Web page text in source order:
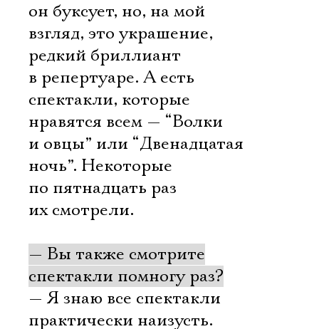
он буксует, но, на мой
взгляд, это украшение,
редкий бриллиант
в репертуаре. А есть
спектакли, которые
нравятся всем — “Волки
и овцы” или “Двенадцатая
ночь”. Некоторые
по пятнадцать раз
их смотрели.
— Вы также смотрите
спектакли помногу раз?
— Я знаю все спектакли
практически наизусть.